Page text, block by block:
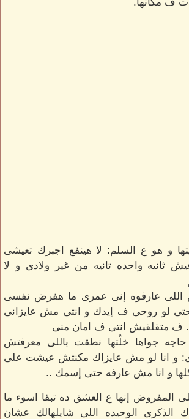
و هو ع السلم: لا هينفع اجبرك تعيشى
ثانيه واحده تانيه من غير ولادى و لا
عارفوه إنى عمرى ما هفرض نفسى
لو روحى ف إيدك و انتى مش عايزانى
.. ف متقلقيش انتى ف امان منى
جواها خلّتها نطقت باللى معرفتش
و انا لو مش عايزاك مكنتش عيشت على
و انا مش عارفه حتى إسمك ..
المفروض إنها ع العشق ده تبقا اسوء ما
الذكرى الوحيده اللى شايلهالك عشان